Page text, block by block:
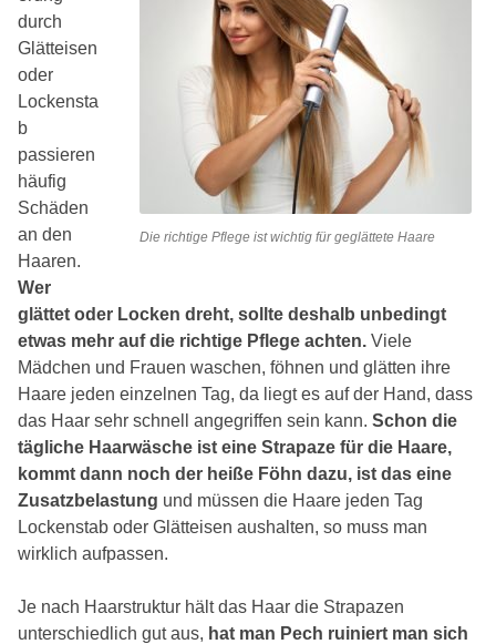
Die richtige Pflege ist wichtig für geglättete Haare
durch
Glätteisen
oder
Lockensta
b
passieren
häufig
Schäden
an den
Haaren.
Wer
glättet oder Locken dreht, sollte deshalb unbedingt
etwas mehr auf die richtige Pflege achten. Viele
Mädchen und Frauen waschen, föhnen und glätten ihre
Haare jeden einzelnen Tag, da liegt es auf der Hand, dass
das Haar sehr schnell angegriffen sein kann. Schon die
tägliche Haarwäsche ist eine Strapaze für die Haare,
kommt dann noch der heiße Föhn dazu, ist das eine
Zusatzbelastung und müssen die Haare jeden Tag
Lockenstab oder Glätteisen aushalten, so muss man
wirklich aufpassen.
Je nach Haarstruktur hält das Haar die Strapazen
unterschiedlich gut aus, hat man Pech ruiniert man sich